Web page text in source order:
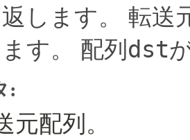
します。
転送
す。
配列 dst
:
元配列。